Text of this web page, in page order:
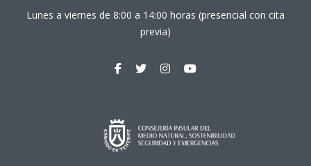
Lunes a viernes de 8:00 a 14:00 horas (presencial con cita
previa)